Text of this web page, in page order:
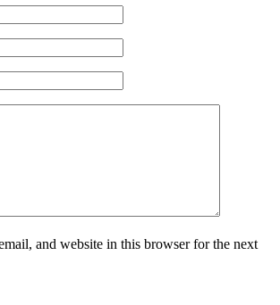
and website in this browser for the next